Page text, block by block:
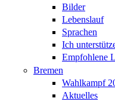
Bilder
Lebenslauf
Sprachen
Ich
Empfohlene
Bremen
Wahlkampf
Aktuelles